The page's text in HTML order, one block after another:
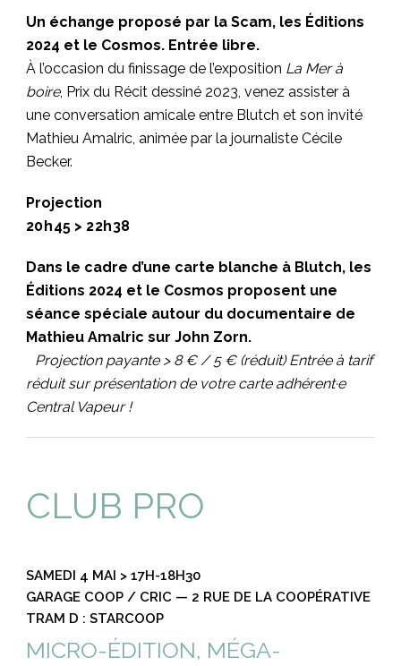
Un échange proposé par la Scam, les Éditions
2024 et le Cosmos. Entrée libre.
À l’occasion du finissage de l’exposition La Mer à
boire, Prix du Récit dessiné 2023, venez assister à
une conversation amicale entre Blutch et son invité
Mathieu Amalric, animée par la journaliste Cécile
Becker.
Projection
20 h 45 > 2 2h 38
Dans le cadre d’une carte blanche à Blutch, les
Éditions 2024 et le Cosmos proposent une
séance spéciale autour du documentaire de
Mathieu Amalric sur John Zorn.
Projection payante > 8 € / 5 € (réduit) Entrée à tarif
réduit sur présentation de votre carte adhérent·e
Central Vapeur !
CLUB PRO
SAMEDI 4 MAI > 17H-18H30
GARAGE COOP / CRIC — 2 RUE DE LA COOPÉRATIVE
TRAM D : STARCOOP
MICRO-ÉDITION, MÉGA-